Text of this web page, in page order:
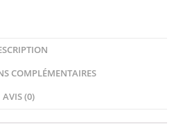
COMPLÉMENTAIRES
AVIS (0)